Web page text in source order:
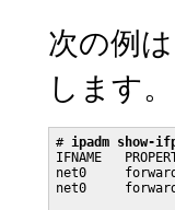
次の例
します。
# ipadm show-
IFNAME
net0
net0